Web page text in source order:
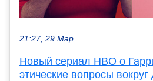
21:27, 29 Мар
Новый сериал HBO о
этические вопросы